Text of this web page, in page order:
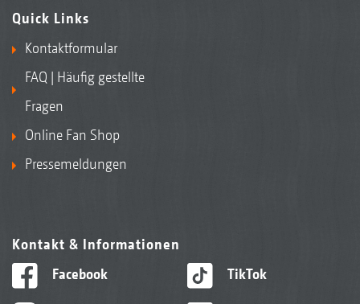
Quick Links
Kontaktformular
FAQ | Häufig gestellte
Fragen
Online Fan Shop
Pressemeldungen
Kontakt & Informationen
Facebook
TikTok